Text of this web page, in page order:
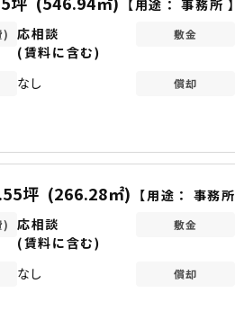
【用途：事務所 】
)
応相談
(賃料に含む)
敷金
なし 償却
坪 (266.28㎡) 【用途： 事務所
)
応相談
(賃料に含む)
敷金
なし 償却